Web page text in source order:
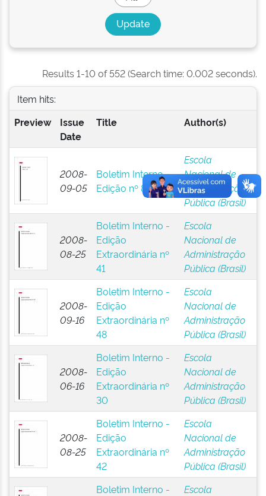
Results 1-10 of 552 (Search time: 0.002 seconds).
Item hits:
Preview
Issue
Date
Title Author(s)
2008-
09-05
Boletim Interno -
Edição nº 8
Escola
Nacional de
Administração
Pública (Brasil)
2008-
08-25
Boletim Interno -
Edição
Extraordinária nº
41
Escola
Nacional de
Administração
Pública (Brasil)
2008-
09-16
Boletim Interno -
Edição
Extraordinária nº
48
Escola
Nacional de
Administração
Pública (Brasil)
2008-
06-16
Boletim Interno -
Edição
Extraordinária nº
30
Escola
Nacional de
Administração
Pública (Brasil)
2008-
08-25
Boletim Interno -
Edição
Extraordinária nº
42
Escola
Nacional de
Administração
Pública (Brasil)
Boletim Interno -
Escola